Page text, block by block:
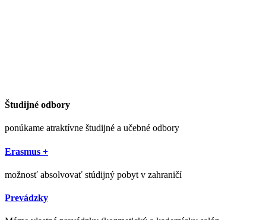
Študijné odbory
ponúkame atraktívne študijné a učebné odbory
Erasmus +
možnosť absolvovať stúdijný pobyt v zahraničí
Prevádzky